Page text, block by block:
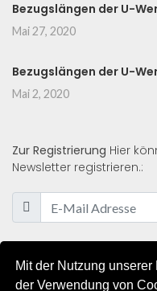
Mit der Nutzung
der Verwendung von
Bezugslängen der U-
Mai 27, 2020
Bezugslängen der U-
Mai 2, 2020
Zur Registrierung Hier
Newsletter registrieren.: